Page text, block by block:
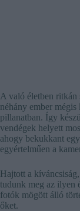
A való életben
néhány ember
pillanatban. Így
vendégek helyett
ahogy bekukkant
egyértelműen a
Hajtott a
tudunk meg az ilyen
fotók mögött álló
őket.